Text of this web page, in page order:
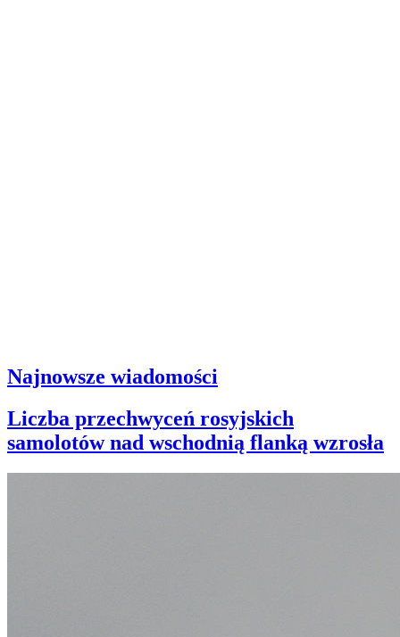
Najnowsze wiadomości
Liczba przechwyceń rosyjskich
samolotów nad wschodnią flanką wzrosła